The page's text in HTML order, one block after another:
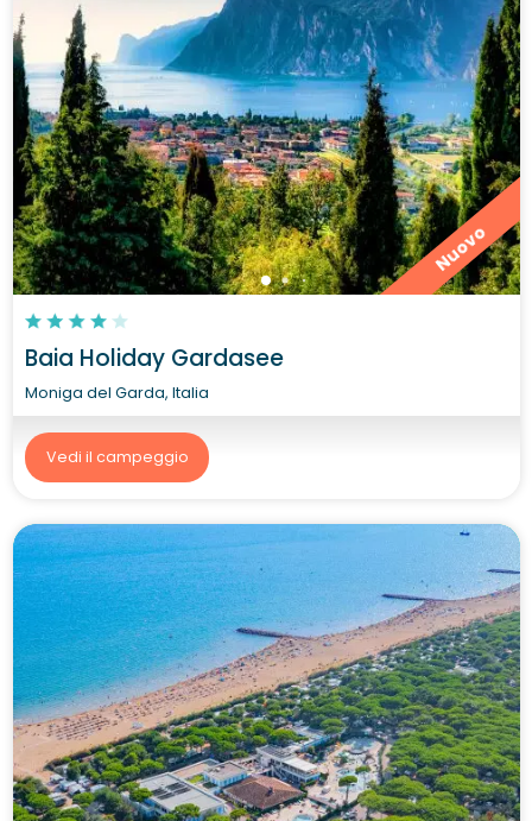
Nuovo
Baia Holiday Gardasee
Moniga del Garda, Italia
Vedi il campeggio